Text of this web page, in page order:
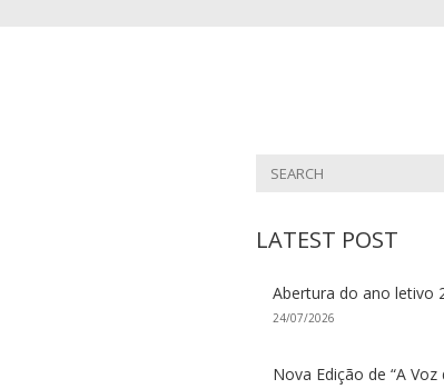
LATEST POST
Abertura do ano letivo
24/07/2026
Nova Edição de “A Voz